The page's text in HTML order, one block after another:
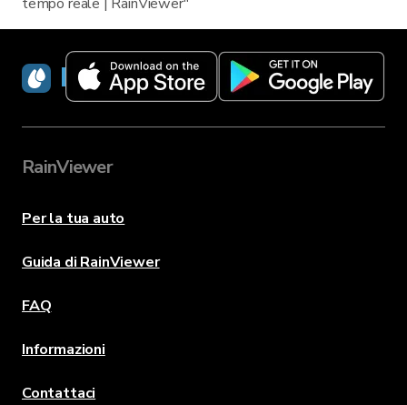
RainViewer
RainViewer
Per la tua auto
Guida di RainViewer
FAQ
Informazioni
Contattaci